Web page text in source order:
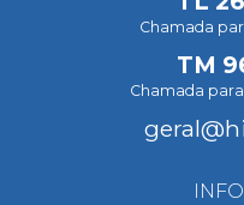
Chamada
TM
Chamada